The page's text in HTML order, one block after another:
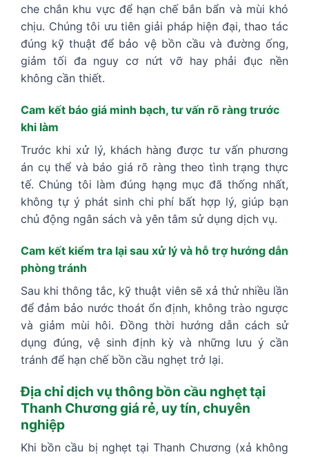
che chắn khu vực để hạn chế bắn bẩn và mùi khó
chịu. Chúng tôi ưu tiên giải pháp hiện đại, thao tác
đúng kỹ thuật để bảo vệ bồn cầu và đường ống,
giảm tối đa nguy cơ nứt vỡ hay phải đục nền
không cần thiết.
Cam kết báo giá minh bạch, tư vấn rõ ràng trước
khi làm
Trước khi xử lý, khách hàng được tư vấn phương
án cụ thể và báo giá rõ ràng theo tình trạng thực
tế. Chúng tôi làm đúng hạng mục đã thống nhất,
không tự ý phát sinh chi phí bất hợp lý, giúp bạn
chủ động ngân sách và yên tâm sử dụng dịch vụ.
Cam kết kiểm tra lại sau xử lý và hỗ trợ hướng dẫn
phòng tránh
Sau khi thông tắc, kỹ thuật viên sẽ xả thử nhiều lần
để đảm bảo nước thoát ổn định, không trào ngược
và giảm mùi hôi. Đồng thời hướng dẫn cách sử
dụng đúng, vệ sinh định kỳ và những lưu ý cần
tránh để hạn chế bồn cầu nghẹt trở lại.
Địa chỉ dịch vụ thông bồn cầu nghẹt tại
Thanh Chương giá rẻ, uy tín, chuyên
nghiệp
Khi bồn cầu bị nghẹt tại Thanh Chương (xả không